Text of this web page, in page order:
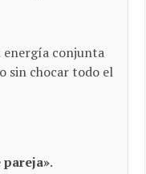
energía conjunta
sin chocar todo el
.